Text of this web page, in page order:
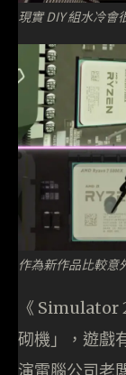
現實 DIY 組水冷會
作為新作品比較
《 Simulator
砌機」，遊戲